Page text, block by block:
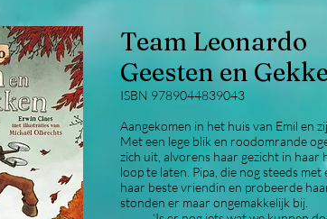
Team Leonardo
Geesten en
​ISBN 9789044839043
Aangekomen in het huis van Emil en
Met een lege blik en roodomrande
zich uit, alvorens haar gezicht in
loop te laten. Pipa, die nog steeds
haar beste vriendin en probeerde
stonden er maar ongemakkelijk bij.